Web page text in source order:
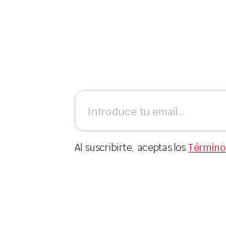
Al suscribirte, aceptas los